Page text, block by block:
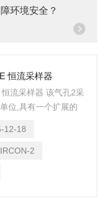
环境安全？
恒流采样器
流采样器 该气孔2采
位,具有一个扩展的
12-18
2